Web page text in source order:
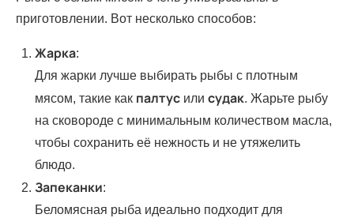
приготовлении. Вот несколько способов:
Жарка:
Для жарки лучше выбирать рыбы с плотным
мясом, такие как палтус или судак. Жарьте рыбу
на сковороде с минимальным количеством масла,
чтобы сохранить её нежность и не утяжелить
блюдо.
Запеканки:
Беломясная рыба идеально подходит для